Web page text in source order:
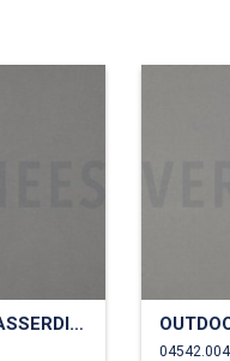
OUTDOOR WASSERDICHT
04542.004